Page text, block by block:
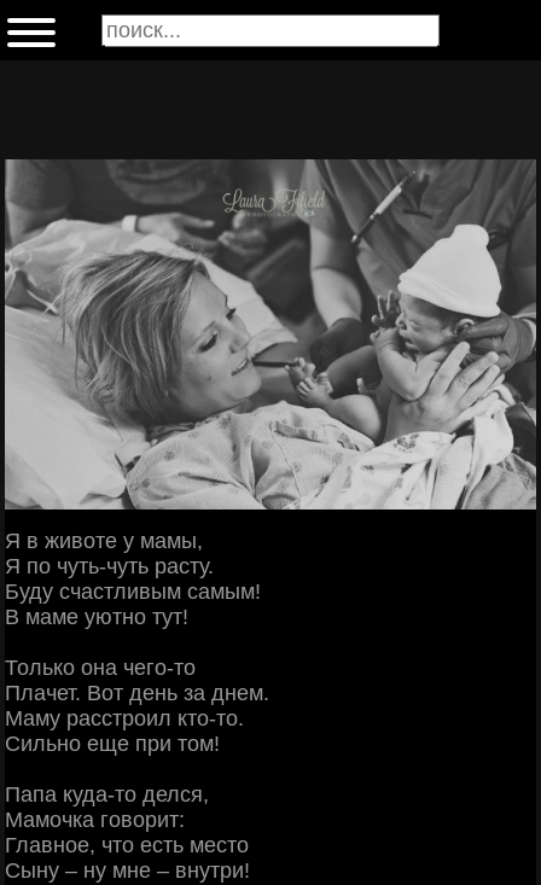
Я в животе у мамы,
Я по чуть-чуть расту.
Буду счастливым самым!
В маме уютно тут!
Только она чего-то
Плачет. Вот день за днем.
Маму расстроил кто-то.
Сильно еще при том!
Папа куда-то делся,
Мамочка говорит:
Главное, что есть место
Сыну – ну мне – внутри!